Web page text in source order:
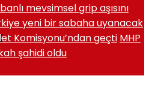
mevsimsel grip aşısını
yeni bir sabaha uyanacak
Komisyonu’ndan geçti MHP
şahidi oldu